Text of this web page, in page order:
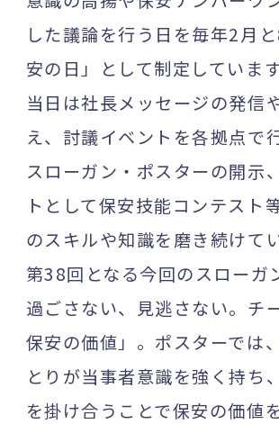
した議論を行う日を毎年2月
安の日」として制定しています
当日は社長メッセージの発信
え、討議イベントを各拠点で
スローガン・ポスターの開示
トとして保安技能コンテスト
のスキルや知識を磨き続けてい
第38回となる今回のスローガ
過ごさない、見逃さない。チ
保安の価値」。ポスターでは
とりが当事者意識を強く持ち
を掛け合うことで保安の価値